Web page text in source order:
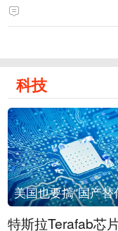
科技
特斯拉Terafab芯